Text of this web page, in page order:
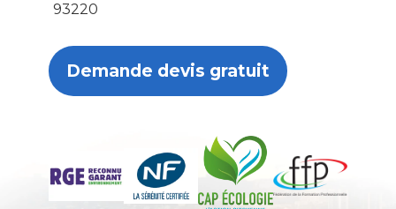
93220
Demande devis gratuit